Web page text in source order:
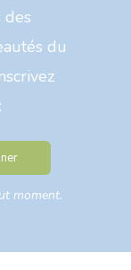
des
du
moment.